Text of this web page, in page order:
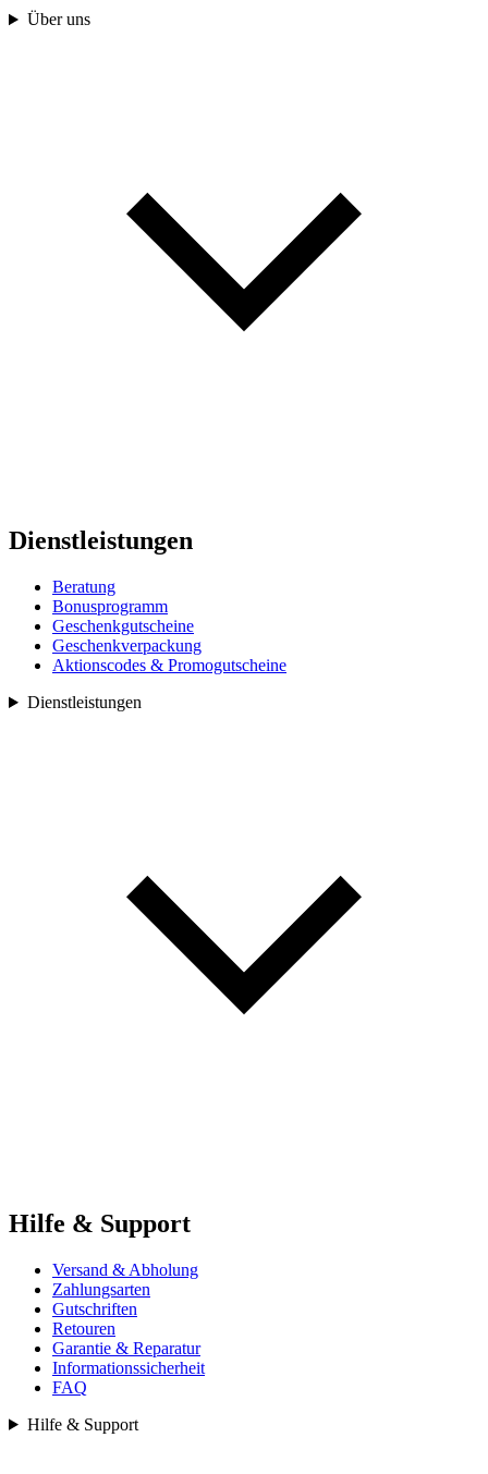
Über uns
Dienstleistungen
Beratung
Bonusprogramm
Geschenkgutscheine
Geschenkverpackung
Aktionscodes & Promogutscheine
Dienstleistungen
Hilfe & Support
Versand & Abholung
Zahlungsarten
Gutschriften
Retouren
Garantie & Reparatur
Informationssicherheit
FAQ
Hilfe & Support